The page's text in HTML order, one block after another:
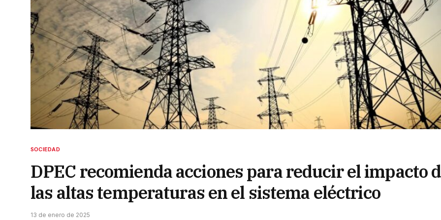
SOCIEDAD
DPEC recomienda acciones para reducir el impacto
las altas temperaturas en el sistema eléctrico
13 de enero de 2025